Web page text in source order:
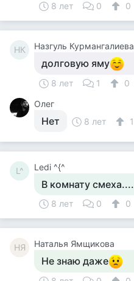
8 лет 0 0
НК Назгуль Курмангалиева
долговую яму
8 лет 1
0
Олег
Нет 8 лет 1
L^ Ledi ^{^
В комнату смеха....
8 лет 0 0
НЯ Наталья Ямщикова
Не знаю даже